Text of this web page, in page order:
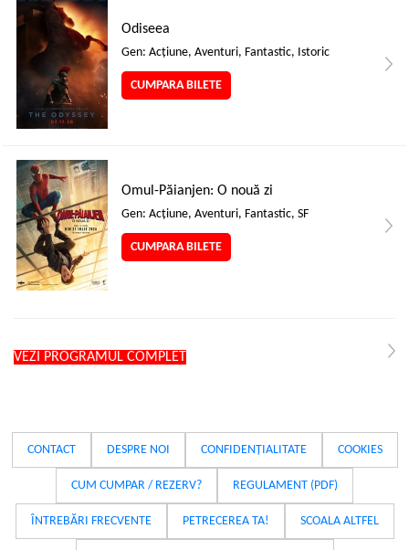
Odiseea
Gen: Acţiune, Aventuri, Fantastic, Istoric
CUMPARA BILETE
Omul-Păianjen: O nouă zi
Gen: Acţiune, Aventuri, Fantastic, SF
CUMPARA BILETE
VEZI PROGRAMUL COMPLET
CONTACT DESPRE NOI CONFIDENȚIALITATE COOKIES
CUM CUMPAR / REZERV? REGULAMENT (PDF)
ÎNTREBĂRI FRECVENTE PETRECEREA TA! SCOALA ALTFEL